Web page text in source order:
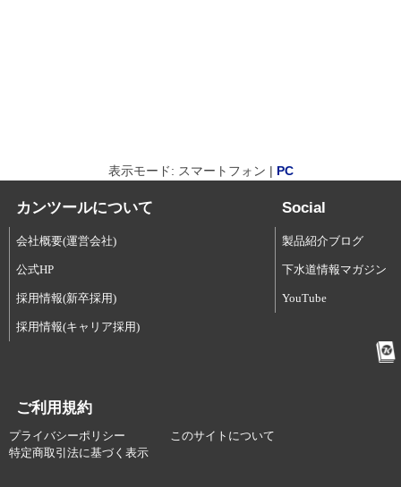
表示モード: スマートフォン | PC
カンツールについて
会社概要(運営会社)
公式HP
採用情報(新卒採用)
採用情報(キャリア採用)
Social
製品紹介ブログ
下水道情報マガジン
YouTube
ご利用規約
プライバシーポリシー
このサイトについて
特定商取引法に基づく表示